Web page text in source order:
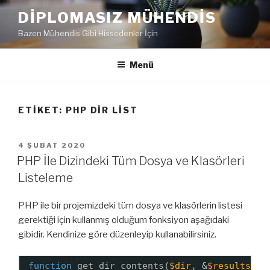
İçeriğe
DIPLOMASIZ MÜHENDIS
Bazen Mühendis Gibi Hissedenler İçin
Menü
ETIKET: PHP DIR LIST
YAYIM
TARIHI
4 ŞUBAT 2020
PHP İle Dizindeki Tüm Dosya ve Klasörleri
Listeleme
PHP ile bir projemizdeki tüm dosya ve klasörlerin listesi
gerektiği için kullanmış olduğum fonksiyon aşağıdaki
gibidir. Kendinize göre düzenleyip kullanabilirsiniz.
function get_dir_contents($dir, &$results